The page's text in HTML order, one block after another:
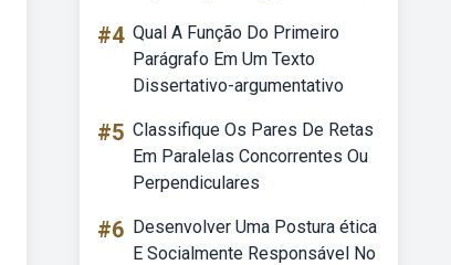
#4 Qual A Função Do Primeiro
Parágrafo Em Um Texto
Dissertativo-argumentativo
#5 Classifique Os Pares De Retas
Em Paralelas Concorrentes Ou
Perpendiculares
#6 Desenvolver Uma Postura ética
E Socialmente Responsável No